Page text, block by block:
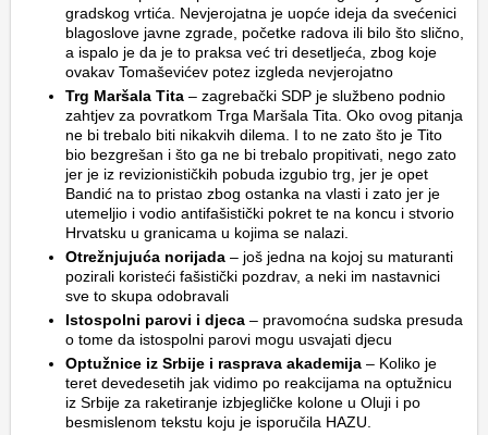
gradskog vrtića. Nevjerojatna je uopće ideja da svećenici
blagoslove javne zgrade, početke radova ili bilo što slično,
a ispalo je da je to praksa već tri desetljeća, zbog koje
ovakav Tomaševićev potez izgleda nevjerojatno
Trg Maršala Tita – zagrebački SDP je službeno podnio
zahtjev za povratkom Trga Maršala Tita. Oko ovog pitanja
ne bi trebalo biti nikakvih dilema. I to ne zato što je Tito
bio bezgrešan i što ga ne bi trebalo propitivati, nego zato
jer je iz revizionističkih pobuda izgubio trg, jer je opet
Bandić na to pristao zbog ostanka na vlasti i zato jer je
utemeljio i vodio antifašistički pokret te na koncu i stvorio
Hrvatsku u granicama u kojima se nalazi.
Otrežnjujuća norijada – još jedna na kojoj su maturanti
pozirali koristeći fašistički pozdrav, a neki im nastavnici
sve to skupa odobravali
Istospolni parovi i djeca – pravomoćna sudska presuda
o tome da istospolni parovi mogu usvajati djecu
Optužnice iz Srbije i rasprava akademija – Koliko je
teret devedesetih jak vidimo po reakcijama na optužnicu
iz Srbije za raketiranje izbjegličke kolone u Oluji i po
besmislenom tekstu koju je isporučila HAZU.